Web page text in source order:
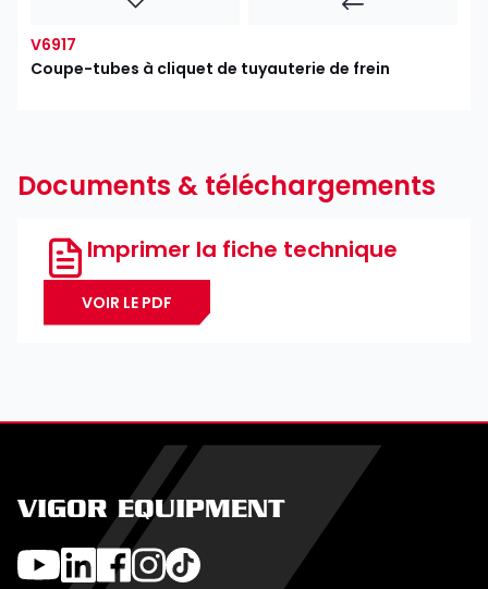
V6917
Coupe-tubes à cliquet de tuyauterie de frein
Documents & téléchargements
Imprimer la fiche technique
VOIR LE PDF
VIGOR EQUIPMENT